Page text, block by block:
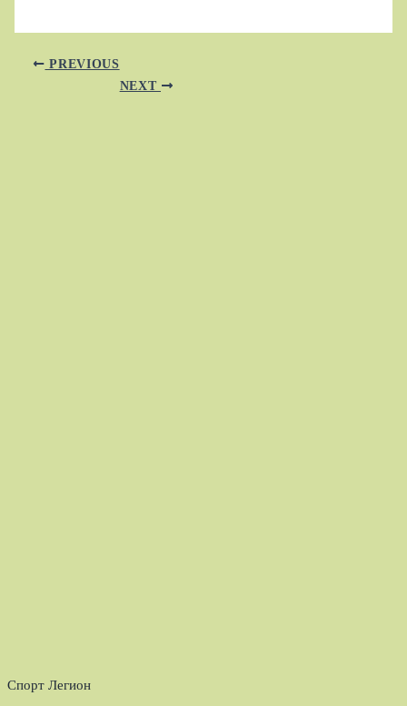
PREVIOUS
NEXT
Спорт Легион